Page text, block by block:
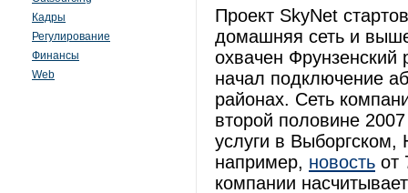
Кадры
Регулирование
Финансы
Web
Проект SkyNet
домашняя сеть и
охвачен Фрунзенский
начал подключение
районах. Сеть
второй половине
услуги в
например, новость от
компании